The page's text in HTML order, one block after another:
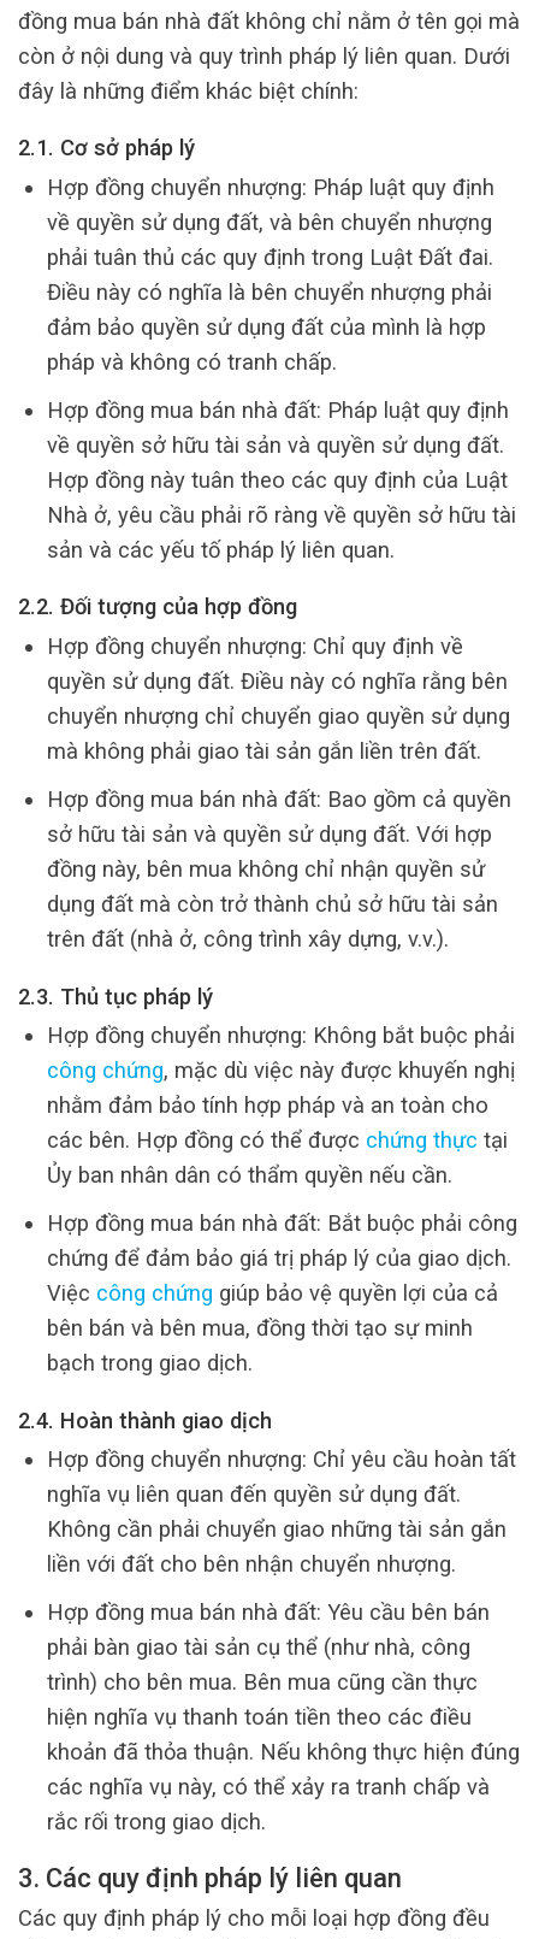
đồng mua bán nhà đất không chỉ nằm ở tên gọi mà
còn ở nội dung và quy trình pháp lý liên quan. Dưới
đây là những điểm khác biệt chính:
2.1. Cơ sở pháp lý
Hợp đồng chuyển nhượng: Pháp luật quy định
về quyền sử dụng đất, và bên chuyển nhượng
phải tuân thủ các quy định trong Luật Đất đai.
Điều này có nghĩa là bên chuyển nhượng phải
đảm bảo quyền sử dụng đất của mình là hợp
pháp và không có tranh chấp.
Hợp đồng mua bán nhà đất: Pháp luật quy định
về quyền sở hữu tài sản và quyền sử dụng đất.
Hợp đồng này tuân theo các quy định của Luật
Nhà ở, yêu cầu phải rõ ràng về quyền sở hữu tài
sản và các yếu tố pháp lý liên quan.
2.2. Đối tượng của hợp đồng
Hợp đồng chuyển nhượng: Chỉ quy định về
quyền sử dụng đất. Điều này có nghĩa rằng bên
chuyển nhượng chỉ chuyển giao quyền sử dụng
mà không phải giao tài sản gắn liền trên đất.
Hợp đồng mua bán nhà đất: Bao gồm cả quyền
sở hữu tài sản và quyền sử dụng đất. Với hợp
đồng này, bên mua không chỉ nhận quyền sử
dụng đất mà còn trở thành chủ sở hữu tài sản
trên đất (nhà ở, công trình xây dựng, v.v.).
2.3. Thủ tục pháp lý
Hợp đồng chuyển nhượng: Không bắt buộc phải
công chứng, mặc dù việc này được khuyến nghị
nhằm đảm bảo tính hợp pháp và an toàn cho
các bên. Hợp đồng có thể được chứng thực tại
Ủy ban nhân dân có thẩm quyền nếu cần.
Hợp đồng mua bán nhà đất: Bắt buộc phải công
chứng để đảm bảo giá trị pháp lý của giao dịch.
Việc công chứng giúp bảo vệ quyền lợi của cả
bên bán và bên mua, đồng thời tạo sự minh
bạch trong giao dịch.
2.4. Hoàn thành giao dịch
Hợp đồng chuyển nhượng: Chỉ yêu cầu hoàn tất
nghĩa vụ liên quan đến quyền sử dụng đất.
Không cần phải chuyển giao những tài sản gắn
liền với đất cho bên nhận chuyển nhượng.
Hợp đồng mua bán nhà đất: Yêu cầu bên bán
phải bàn giao tài sản cụ thể (như nhà, công
trình) cho bên mua. Bên mua cũng cần thực
hiện nghĩa vụ thanh toán tiền theo các điều
khoản đã thỏa thuận. Nếu không thực hiện đúng
các nghĩa vụ này, có thể xảy ra tranh chấp và
rắc rối trong giao dịch.
3. Các quy định pháp lý liên quan
Các quy định pháp lý cho mỗi loại hợp đồng đều